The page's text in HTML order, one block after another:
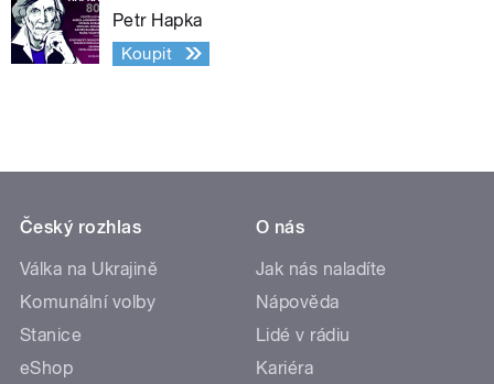
Petr Hapka
Koupit
Český rozhlas
Válka na Ukrajině
Komunální volby
Stanice
eShop
O nás
Jak nás naladíte
Nápověda
Lidé v rádiu
Kariéra